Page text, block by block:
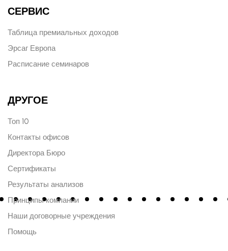
СЕРВИС
Таблица премиальных доходов
Эрсаг Европа
Расписание семинаров
ДРУГОЕ
Топ 10
Контакты офисов
Директора Бюро
Сертификаты
Результаты анализов
Принципы компании
Наши договорные учреждения
Помощь